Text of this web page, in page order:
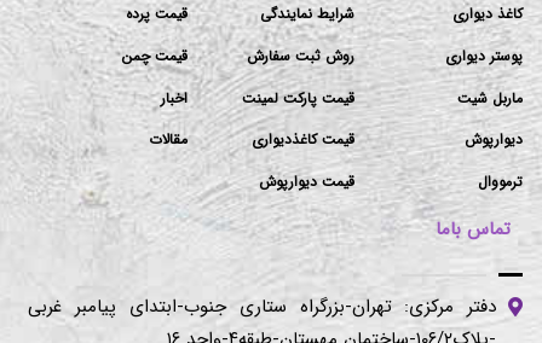
کاغذ دیواری
پوستر دیواری
ماربل شیت
دیوارپوش
ترمووال
شرایط نمایندگی
روش ثبت سفارش
قیمت پارکت لمینت
قیمت کاغذدیواری
قیمت دیوارپوش
قیمت پرده
قیمت چمن
اخبار
مقالات
تماس باما
دفتر مرکزی: تهران-بزرگراه ستاری جنوب-ابتدای پیامبر غربی